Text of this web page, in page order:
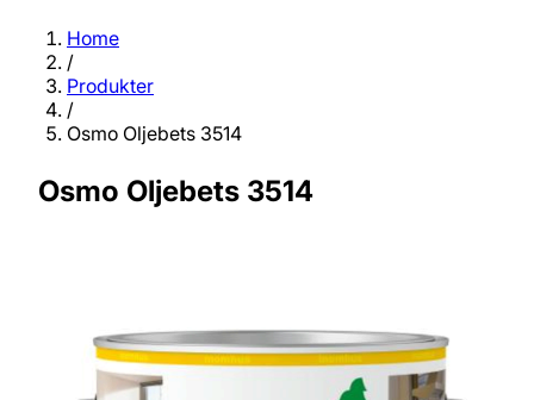
Home
/
Produkter
/
Osmo Oljebets 3514
Osmo Oljebets 3514